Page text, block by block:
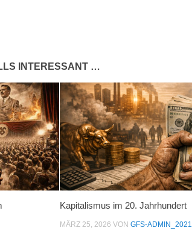
INTERESSANT …
Kapitalismus im 20. Jahrhundert
MÄRZ 25, 2026 VON GFS-ADMIN_2021